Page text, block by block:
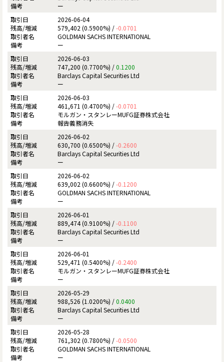
ー
2026-06-04
579,402 (0.5900%) /-0.0701
GOLDMAN SACHS INTERNATIONAL
ー
2026-06-03
747,200 (0.7700%) /0.1200
Barclays Capital Securities Ltd
ー
2026-06-03
461,671 (0.4700%) /-0.0701
モルガン・スタンレーMUFG証券株式会社
報告義務消失
2026-06-02
630,700 (0.6500%) /-0.2600
Barclays Capital Securities Ltd
ー
2026-06-02
639,002 (0.6600%) /-0.1200
GOLDMAN SACHS INTERNATIONAL
ー
2026-06-01
889,474 (0.9100%) /-0.1100
Barclays Capital Securities Ltd
ー
2026-06-01
529,471 (0.5400%) /-0.2400
モルガン・スタンレーMUFG証券株式会社
ー
2026-05-29
988,526 (1.0200%) /0.0400
Barclays Capital Securities Ltd
ー
2026-05-28
761,302 (0.7800%) /-0.0500
GOLDMAN SACHS INTERNATIONAL
ー